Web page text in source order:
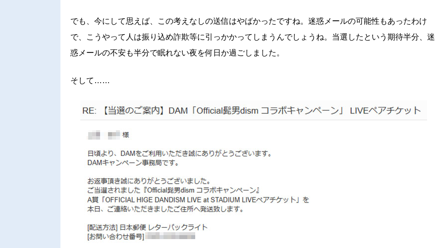
でも、今にして思えば、この考えなしの送信はやばかったですね。迷惑メールの可能性もあったわけ
で、こうやって人は振り込め詐欺等に引っかかってしまうんでしょうね。当選したという期待半分、迷
惑メールの不安も半分で眠れない夜を何日か過ごしました。
そして……